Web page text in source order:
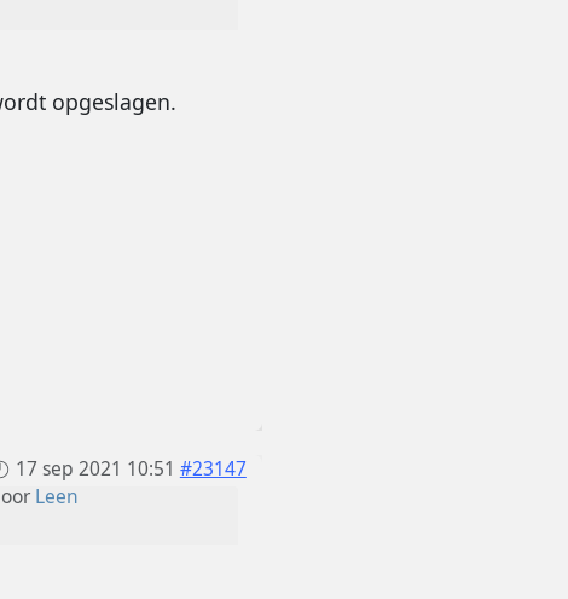
opgeslagen.
17 sep 2021 10:51 #23147
Leen